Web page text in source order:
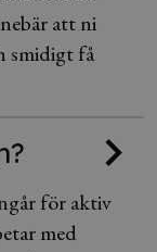
att ni
smidigt få
för aktiv
med